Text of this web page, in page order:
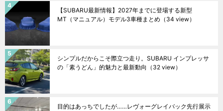
【SUBARU最新情報】2027年までに登場する新型
MT（マニュアル）モデル3車種まとめ （34 view）
シンプルだからこそ際立つ走り。SUBARU インプレッサ
の「素うどん」的魅力と最新動向 （32 view）
目的はあっちでしたが……レヴォーグレイバック先行展示